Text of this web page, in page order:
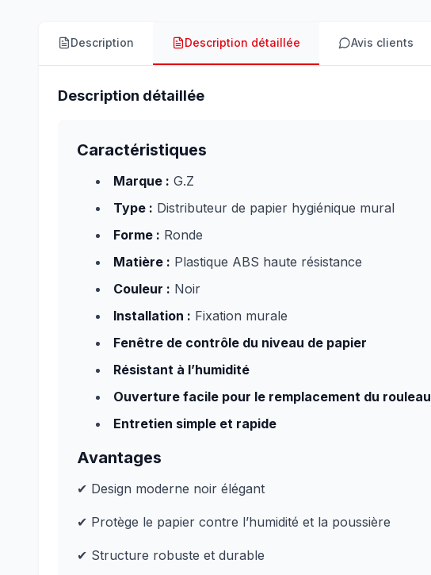
Description Description détaillée Avis clients
Description détaillée
Caractéristiques
Marque : G.Z
Type : Distributeur de papier hygiénique mural
Forme : Ronde
Matière : Plastique ABS haute résistance
Couleur : Noir
Installation : Fixation murale
Fenêtre de contrôle du niveau de papier
Résistant à l’humidité
Ouverture facile pour le remplacement du rouleau
Entretien simple et rapide
Avantages
✔ Design moderne noir élégant
✔ Protège le papier contre l’humidité et la poussière
✔ Structure robuste et durable